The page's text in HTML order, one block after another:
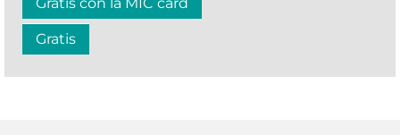
Gratis